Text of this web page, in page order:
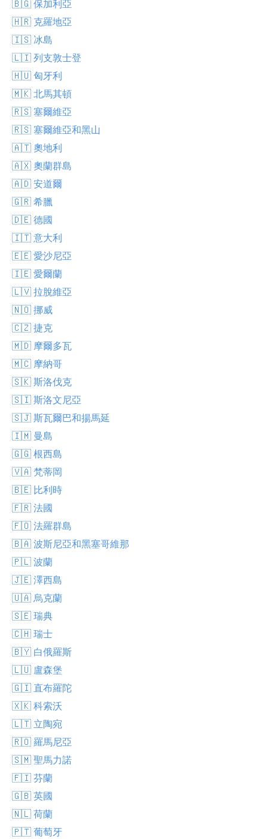
🇧🇬 保加利亞
🇭🇷 克羅地亞
🇮🇸 冰島
🇱🇮 列支敦士登
🇭🇺 匈牙利
🇲🇰 北馬其頓
🇷🇸 塞爾維亞
🇷🇸 塞爾維亞和黑山
🇦🇹 奧地利
🇦🇽 奧蘭群島
🇦🇩 安道爾
🇬🇷 希臘
🇩🇪 德國
🇮🇹 意大利
🇪🇪 愛沙尼亞
🇮🇪 愛爾蘭
🇱🇻 拉脫維亞
🇳🇴 挪威
🇨🇿 捷克
🇲🇩 摩爾多瓦
🇲🇨 摩納哥
🇸🇰 斯洛伐克
🇸🇮 斯洛文尼亞
🇸🇯 斯瓦爾巴和揚馬延
🇮🇲 曼島
🇬🇬 根西島
🇻🇦 梵蒂岡
🇧🇪 比利時
🇫🇷 法國
🇫🇴 法羅群島
🇧🇦 波斯尼亞和黑塞哥維那
🇵🇱 波蘭
🇯🇪 澤西島
🇺🇦 烏克蘭
🇸🇪 瑞典
🇨🇭 瑞士
🇧🇾 白俄羅斯
🇱🇺 盧森堡
🇬🇮 直布羅陀
🇽🇰 科索沃
🇱🇹 立陶宛
🇷🇴 羅馬尼亞
🇸🇲 聖馬力諾
🇫🇮 芬蘭
🇬🇧 英國
🇳🇱 荷蘭
🇵🇹 葡萄牙